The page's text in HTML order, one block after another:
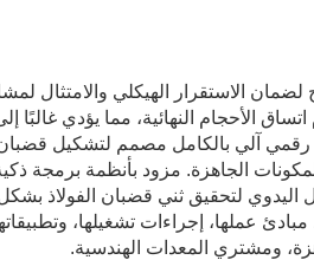
الاستقرار الهيكلي والامتثال
الأحجام النهائية، مما يؤدي غالبًا
آلي بالكامل مصمم لتشكيل قضبان
الجاهزة. مزود بأنظمة برمجة
اليدوي لتحقيق ثني قضبان الفولاذ
عملها، إجراءات تشغيلها،
ومشتري المعدات الهندسية.